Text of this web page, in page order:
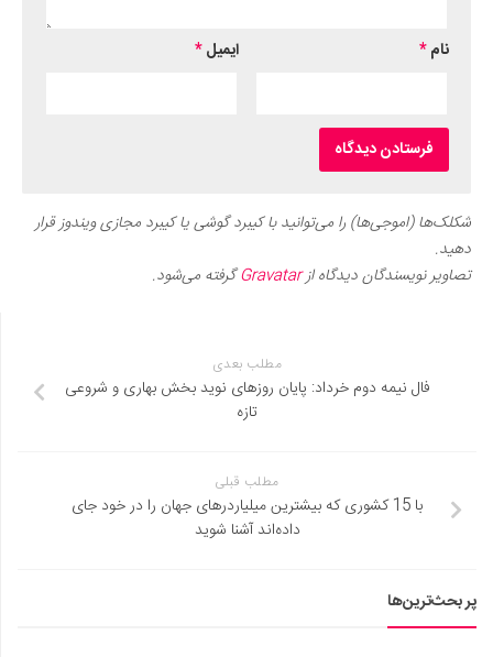
نام* ایمیل*
شکلک‌ها (اموجی‌ها) را می‌توانید با کیبرد گوشی یا کیبرد مجازی ویندوز قرار
دهید.
تصاویر نویسندگان دیدگاه ازGravatarگرفته می‌شود.
مطلب بعدی
فال نیمه دوم خرداد: پایان روزهای نوید بخش بهاری و شروعی
تازه
مطلب قبلی
با 15 کشوری که بیشترین میلیاردرهای جهان را در خود جای
داده‌اند آشنا شوید
پر بحث‌ترین‌ها